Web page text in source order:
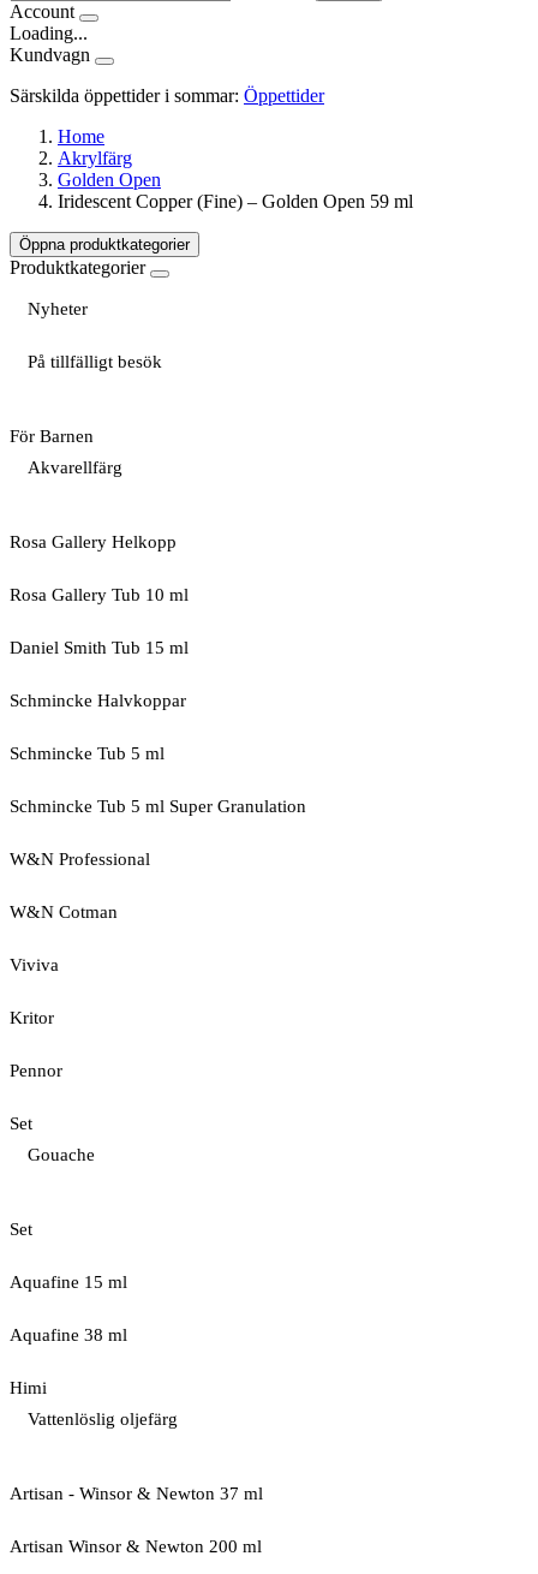
Account
Loading...
Kundvagn
Särskilda öppettider i sommar: Öppettider
Home
Akrylfärg
Golden Open
Iridescent Copper (Fine) – Golden Open 59 ml
Öppna produktkategorier
Produktkategorier
Nyheter
På tillfälligt besök
För Barnen
Akvarellfärg
Rosa Gallery Helkopp
Rosa Gallery Tub 10 ml
Daniel Smith Tub 15 ml
Schmincke Halvkoppar
Schmincke Tub 5 ml
Schmincke Tub 5 ml Super Granulation
W&N Professional
W&N Cotman
Viviva
Kritor
Pennor
Set
Gouache
Set
Aquafine 15 ml
Aquafine 38 ml
Himi
Vattenlöslig oljefärg
Artisan - Winsor & Newton 37 ml
Artisan Winsor & Newton 200 ml